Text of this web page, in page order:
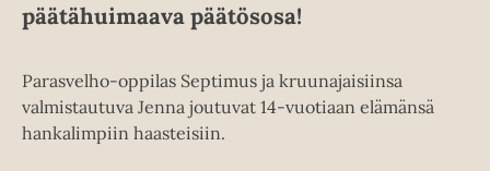
päätähuimaava päätösosa!
Parasvelho-oppilas Septimus ja kruunajaisiinsa
valmistautuva Jenna joutuvat 14-vuotiaan elämänsä
hankalimpiin haasteisiin.